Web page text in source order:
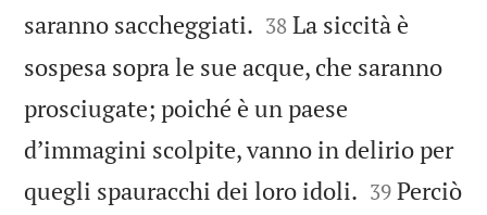
saranno saccheggiati. 

38 La siccità è
sospesa sopra le sue acque, che saranno
prosciugate; poiché è un paese
d’immagini scolpite, vanno in delirio per
quegli spauracchi dei loro idoli. 

39 Perciò